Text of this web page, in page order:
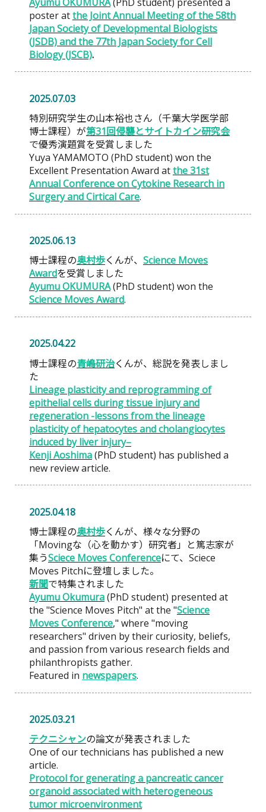
poster atthe Joint Annual Meeting of the 58th
Japan Society of Developmental Biologists
(JSDB) and the 77th Japan Society for Cell
Biology (JSCB).
2025.07.03
特別研究学生の山本裕也さん（千葉大学医学部
博士課程）が第31回侵襲とサイトカイン研究会
で優秀演題賞を受賞しました
Yuya YAMAMOTO (PhD student) won the
Excellent Presentation Award atthe 31st
Annual Conference on Cytokine Research in
Surgery and Cirtical Care.
2025.06.13
博士課程の奥村歩くんが、 Science Moves
Awardを受賞しました
Ayumu OKUMURA(PhD student) won the
Science Moves Award.
2025.04.22
博士課程の青嶋研治くんが、総説を発表しまし
た
Lineage plasticity and reprogramming of
epithelial cells during tissue injury and
regeneration -lessons from the lineage
plasticity of hepatocytes and cholangiocytes
induced by liver injury–
Kenji Aoshima(PhD student) has published a
new review article.
2025.04.18
博士課程の奥村歩くんが、様々な分野の
「Movingな（心を動かす）研究者」と篤志家が
集うSciece Moves Conferenceにて、Sciece
Moves Pitchに登壇しました。
新聞で特集されました
Ayumu Okumura(PhD student) presented at
the "Science Moves Pitch" at the "Science
Moves Conference," where "moving
researchers" driven by their curiosity, beliefs,
and passion from various research fields and
philanthropists gather.
Featured in newspapers.
2025.03.21
テクニシャンの論文が発表されました
One of our technicians has published a new
article.
Protocol for generating a pancreatic cancer
organoid associated with heterogeneous
tumor microenvironment